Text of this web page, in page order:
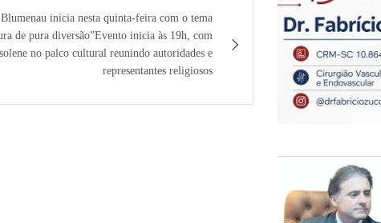
Blumenau inicia nesta quinta-feira com o tema
de pura diversão”Evento inicia às 19h, com
no palco cultural reunindo autoridades e
representantes religiosos